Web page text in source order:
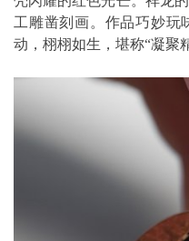
工雕凿刻画。作品巧妙玩
动，栩栩如生，堪称“凝聚